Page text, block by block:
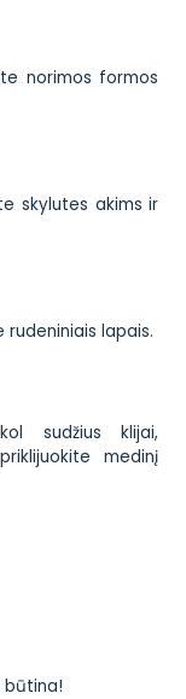
norimos formos
skylutes akims ir
lapais.
sudžius klijai,
medinį
būtina!